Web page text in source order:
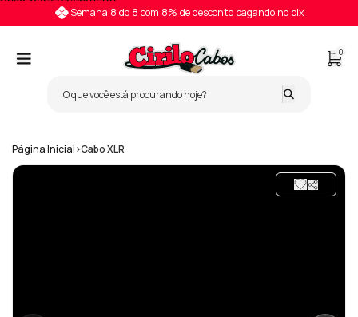
Semana 8 do 8 com 8% de desconto pagando no pix
0
Página Inicial>Cabo XLR